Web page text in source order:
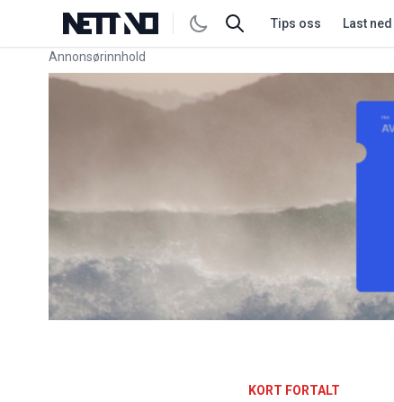
Tips oss Last
Annonsørinnhold
Link for annonse
KORT FORTALT